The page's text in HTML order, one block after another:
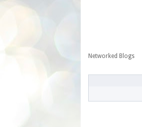
Networked Blogs